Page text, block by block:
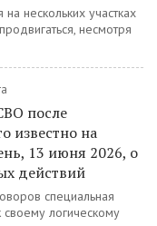
нескольких участках
несмотря
после
известно на
13 июня 2026, о
действий
специальная
логическому